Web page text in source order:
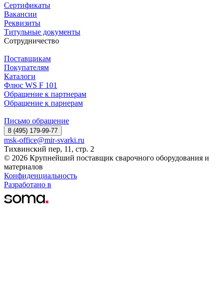
Сертификаты
Вакансии
Реквизиты
Титульные документы
Сотрудничество
Поставщикам
Покупателям
Каталоги
Флюс WS F 101
Обращение к партнерам
Обращение к парнерам
Письмо обращение
8 (495) 179-99-77
msk-office@mir-svarki.ru
Тихвинский пер, 11, стр. 2
© 2026 Крупнейший поставщик сварочного оборудования и
материалов
Конфиденциальность
Разработано в